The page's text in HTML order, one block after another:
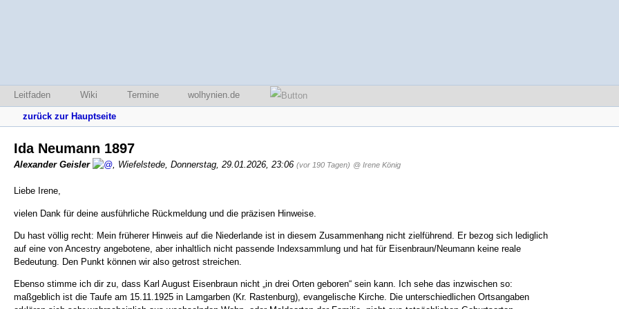
Leitfaden Wiki Termine wolhynien.de
zurück zur Hauptseite
Ida Neumann 1897
Alexander Geisler , Wiefelstede, Donnerstag, 29.01.2026, 23:06 (vor 190 Tagen) @ Irene König
Liebe Irene,
vielen Dank für deine ausführliche Rückmeldung und die präzisen Hinweise.
Du hast völlig recht: Mein früherer Hinweis auf die Niederlande ist in diesem Zusammenhang nicht zielführend. Er bezog sich lediglich
auf eine von Ancestry angebotene, aber inhaltlich nicht passende Indexsammlung und hat für Eisenbraun/Neumann keine reale
Bedeutung. Den Punkt können wir also getrost streichen.
Ebenso stimme ich dir zu, dass Karl August Eisenbraun nicht „in drei Orten geboren“ sein kann. Ich sehe das inzwischen so:
maßgeblich ist die Taufe am 15.11.1925 in Lamgarben (Kr. Rastenburg), evangelische Kirche. Die unterschiedlichen Ortsangaben